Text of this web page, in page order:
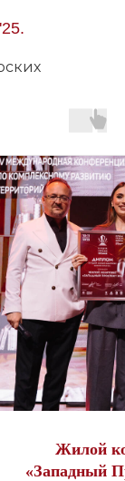
Жилой
«Западный